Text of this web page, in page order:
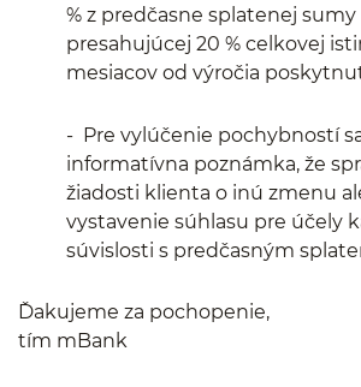
% z predčasne splatenej
presahujúcej 20 % celkovej
mesiacov od výročia
- Pre vylúčenie pochybností
informatívna poznámka, že
žiadosti klienta o inú zmenu
vystavenie súhlasu pre účely
súvislosti s predčasným
Ďakujeme za pochopenie,
tím mBank